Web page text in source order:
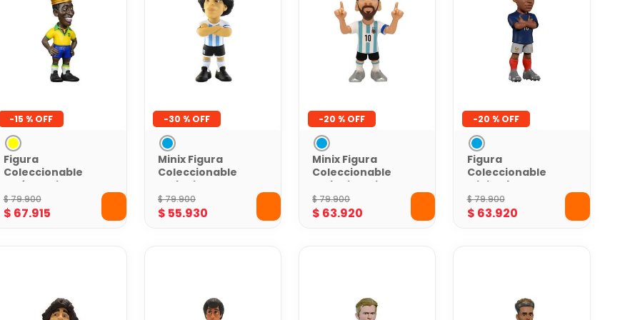
-15 %
Figura
Coleccionable
Pelé Special
Edition Minix 12
cm
$79.900
$ 67.915
-30 %
Minix Figura
Coleccionable
Futbolista
Maradona
$79.900
$ 55.930
-20 %
Minix Figura
Coleccionable
Futbolista Lionel
Messi AFA
$79.900
$ 63.920
-20 %
Figura
Coleccionable
Minix Mbappe
France 12Cm
World Cup
$79.900
$ 63.920